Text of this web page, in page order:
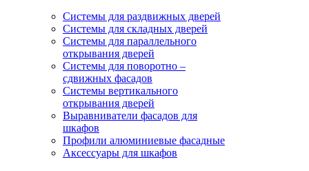
Системы для раздвижных дверей
Системы для складных дверей
Системы для параллельного
открывания дверей
Системы для поворотно –
сдвижных фасадов
Системы вертикального
открывания дверей
Выравниватели фасадов для
шкафов
Профили алюминиевые фасадные
Аксессуары для шкафов